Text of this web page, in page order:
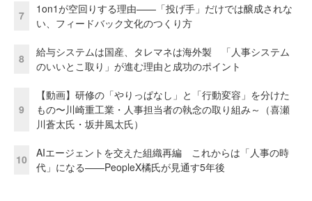
7
1on1が空回りする理由——「投げ手」だけでは醸成されな
い、フィードバック文化のつくり方
8
給与システムは国産、タレマネは海外製 「人事システム
のいいとこ取り」が進む理由と成功のポイント
9
【動画】研修の「やりっぱなし」と「行動変容」を分けた
もの〜川崎重工業・人事担当者の執念の取り組み～（喜瀬
川蒼太氏・坂井風太氏）
10
AIエージェントを交えた組織再編 これからは「人事の時
代」になる——PeopleX橘氏が見通す5年後